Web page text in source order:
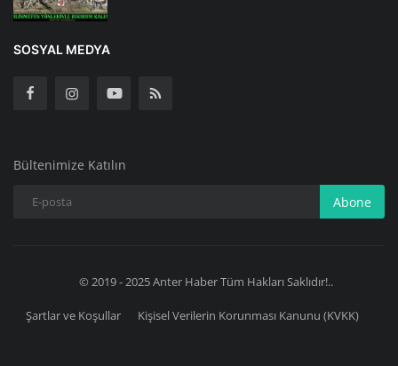
SOSYAL MEDYA
Bültenimize Katılın
Abone
© 2019 - 2025 Anter Haber Tüm Hakları Saklıdır!..
Şartlar ve Koşullar Kişisel Verilerin Korunması Kanunu (KVKK)